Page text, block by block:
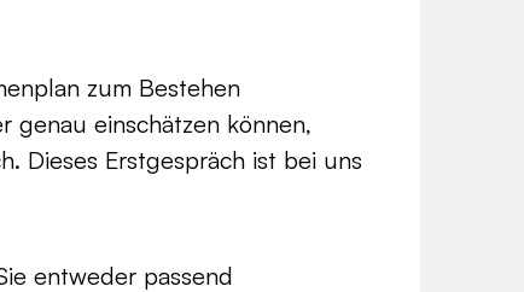
zum Bestehen
genau einschätzen können,
Dieses Erstgespräch ist bei uns
entweder passend